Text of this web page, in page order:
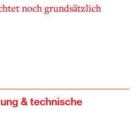
noch grundsätzlich
& technische